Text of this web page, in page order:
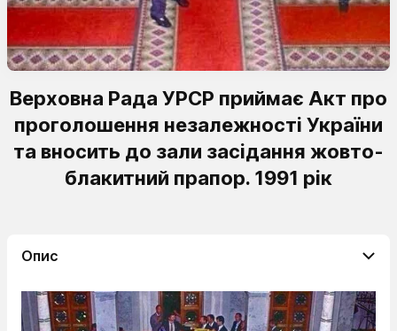
Верховна Рада УРСР приймає Акт про
проголошення незалежності України
та вносить до зали засідання жовто-
блакитний прапор. 1991 рік
Опис